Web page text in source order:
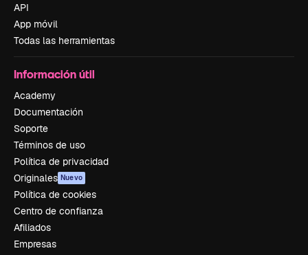
API
App móvil
Todas las herramientas
Información útil
Academy
Documentación
Soporte
Términos de uso
Política de privacidad
Originales Nuevo
Política de cookies
Centro de confianza
Afiliados
Empresas